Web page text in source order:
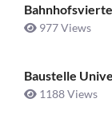
977 Views
Baustelle
1188 Views